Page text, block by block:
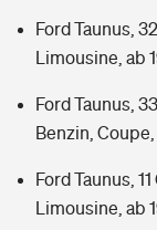
Ford Taunus,
Limousine, ab
Ford Taunus,
Benzin, Coupe,
Ford Taunus,
Limousine, ab